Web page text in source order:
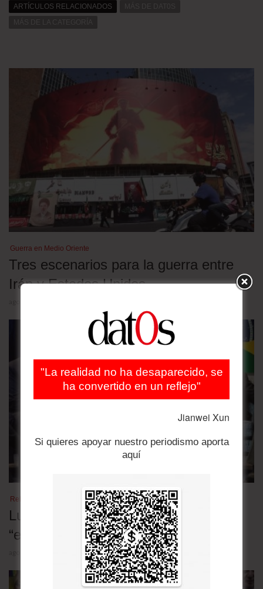
ARTÍCULOS RELACIONADOS
Guerra en Medio Oriente
Tres escenarios para la guerra entre
Irán y Estados Unidos
Relaciones bilaterales
Lula desafió a Trump y denunció una
“escalada deliberada” contra Brasil
"La realidad no ha desaparecido, se
ha convertido en un reflejo"
Jianwei Xun
Si quieres apoyar nuestro periodismo aporta
aquí